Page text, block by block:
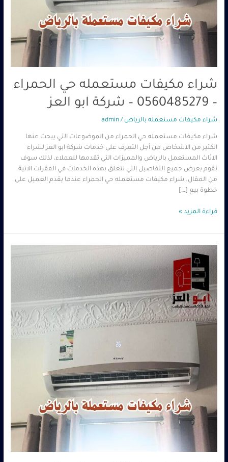
شراء مكيفات مستعمله حي الحمراء
– 0560485279 – شركة ابو العز
شراء مكيفات مستعمله بالرياض /
admin
شراء مكيفات مستعمله حي الحمراء من الموضوعات التي يبحث عنها
الكثير من الاشخاص من أجل التعرف على خدمات شركة ابو العز لشراء
الاثاث المستعمل بالرياض والمميزات التي تقدمها للعملاء، لذلك سوف
نقوم بعرض جميع التفاصيل التي تتعلق بهذه الخدمات في الفقرات الآتية
من المقال. شراء مكيفات مستعمله حي الحمراء عندما يقدم العميل على
خطوة بيع […]
قراءة المزيد »
ارقام
شراء
مكيفات
مستعمله
بالرياض
-0560485279
شركة